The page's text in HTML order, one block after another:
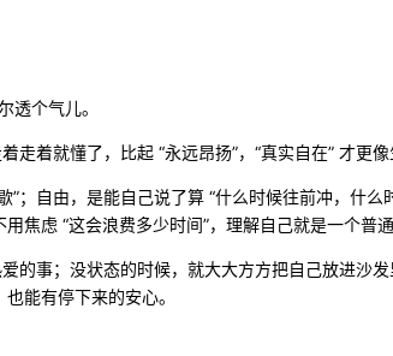
透个气儿。
着就懂了，比起 “永远昂扬”，“真实自在” 才更像
；自由，是能自己说了算 “什么时候往前冲，什么
焦虑 “这会浪费多少时间”，理解自己就是一个普通
的事；没状态的时候，就大大方方把自己放进沙
能有停下来的安心。